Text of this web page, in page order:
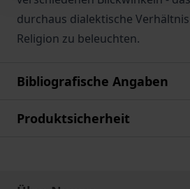
durchaus dialektische
Religion zu beleuchten.
Bibliografische Angaben
Produktsicherheit